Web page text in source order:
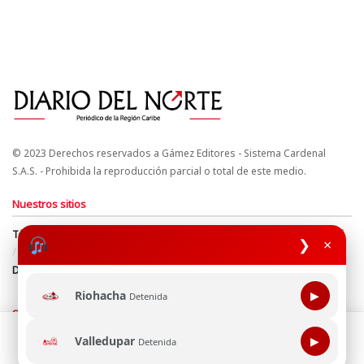
❯ ×
Riohacha Detenida ▶
Valledupar Detenida ▶
© 2023 Derechos reservados a Gámez Editores - Sistema Cardenal
S.A.S. - Prohibida la reproducción parcial o total de este medio.
Nuestros sitios
Términos y Condiciones
Derechos de Autor y Propiedad Intelectual
Política de uso de cookies
Política de Tratamiento de Datos
Directrices Editoriales
Síguenos
Esta página web usa cookie para mejorar tu experiencia de
navegación, al continuar aceptas nuestra política de uso de